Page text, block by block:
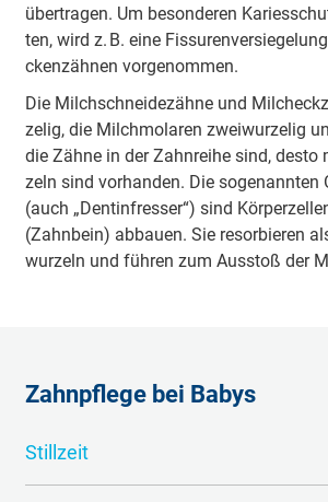
über­tra­gen. Um be­son­de­ren
ten, wird z. B. ei­ne
cken­zäh­nen vor­ge­nom­men.
Die Milch­schnei­de­zäh­ne und
ze­lig, die Milch­mo­la­ren zwei­wur­ze­lig
die Zäh­ne in der Zahn­rei­he sind,
zeln sind vor­han­den. Die so­ge­nann­ten
(auch „Den­tin­fres­ser“) sind
(Zahn­bein) ab­bau­en. Sie re­sor­bie­ren
wur­zeln und füh­ren zum Aus­stoß der
Zahnpflege bei Babys
Stillzeit